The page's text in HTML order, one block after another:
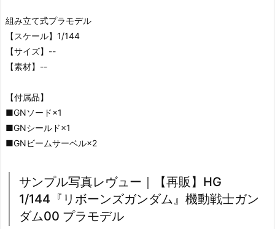
組み立て式プラモデル
【スケール】1/144
【サイズ】--
【素材】--
【付属品】
■GNソード×1
■GNシールド×1
■GNビームサーベル×2
サンプル写真レヴュー｜【再販】HG
1/144『リボーンズガンダム』機動戦士ガン
ダム00 プラモデル